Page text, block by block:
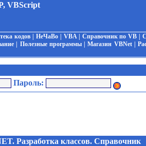
VBScript
кодов |НеЧаВо VBA| Справочник по VB |
Полезные программы|Магазин VBNet|
Пароль:
Разработка классов. Справочник